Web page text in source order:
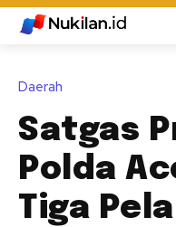
Daerah
Satgas
Polda
Tiga